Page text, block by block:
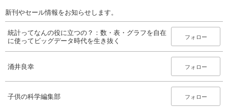
新刊やセール情報をお知らせします。
統計ってなんの役に立つの？：数・表・グラフを自在
に使ってビッグデータ時代を生き抜く
フォロー
涌井良幸 フォロー
子供の科学編集部 フォロー